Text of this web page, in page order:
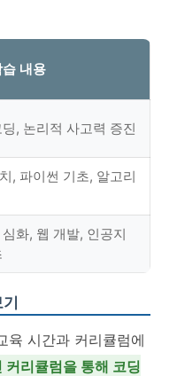
내용
, 논리적 사고력 증진
, 파이썬 기초, 알고리
화, 웹 개발, 인공지
육 시간과 커리큘럼에
커리큘럼을 통해 코딩